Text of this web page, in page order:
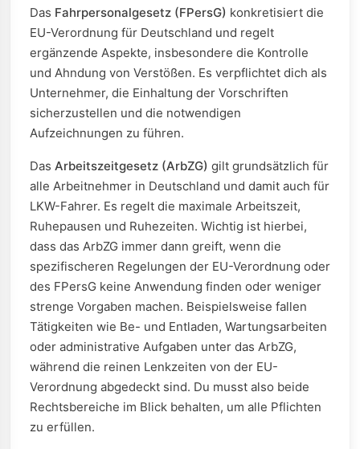
Das Fahrpersonalgesetz (FPersG) konkretisiert die
EU-Verordnung für Deutschland und regelt
ergänzende Aspekte, insbesondere die Kontrolle
und Ahndung von Verstößen. Es verpflichtet dich als
Unternehmer, die Einhaltung der Vorschriften
sicherzustellen und die notwendigen
Aufzeichnungen zu führen.
Das Arbeitszeitgesetz (ArbZG) gilt grundsätzlich für
alle Arbeitnehmer in Deutschland und damit auch für
LKW-Fahrer. Es regelt die maximale Arbeitszeit,
Ruhepausen und Ruhezeiten. Wichtig ist hierbei,
dass das ArbZG immer dann greift, wenn die
spezifischeren Regelungen der EU-Verordnung oder
des FPersG keine Anwendung finden oder weniger
strenge Vorgaben machen. Beispielsweise fallen
Tätigkeiten wie Be- und Entladen, Wartungsarbeiten
oder administrative Aufgaben unter das ArbZG,
während die reinen Lenkzeiten von der EU-
Verordnung abgedeckt sind. Du musst also beide
Rechtsbereiche im Blick behalten, um alle Pflichten
zu erfüllen.